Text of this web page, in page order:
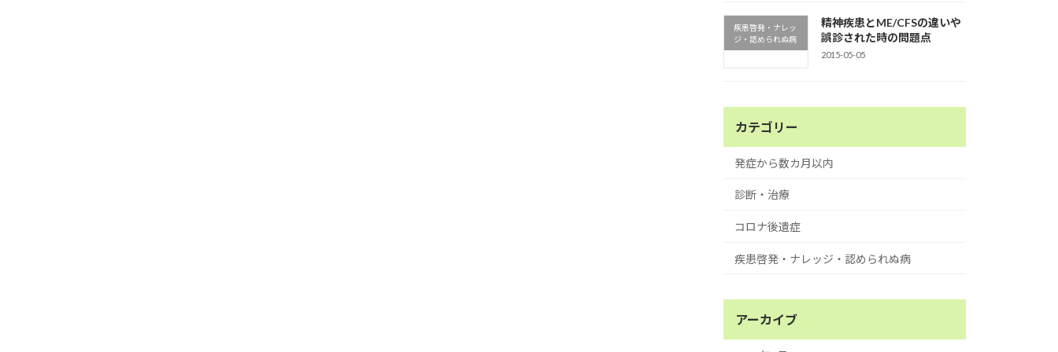
疾患啓発・ナレッ
ジ・認められぬ病
精神疾患とME/CFSの違いや
誤診された時の問題点
2015-05-05
カテゴリー
発症から数カ月以内
診断・治療
コロナ後遺症
疾患啓発・ナレッジ・認められぬ病
アーカイブ